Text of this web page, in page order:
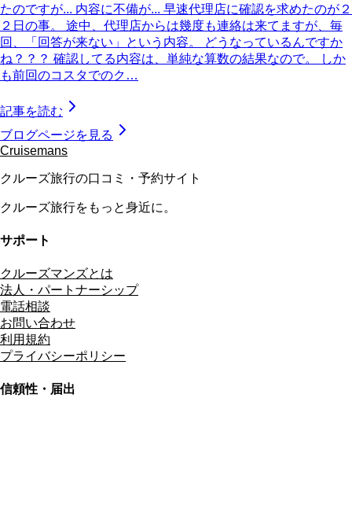
たのですが... 内容に不備が... 早速代理店に確認を求めたのが２
２日の事。 途中、代理店からは幾度も連絡は来てますが、毎
回、「回答が来ない」という内容。 どうなっているんですか
ね？？？ 確認してる内容は、単純な算数の結果なので。 しか
も前回のコスタでのク…
記事を読む
ブログページを見る
Cruisemans
クルーズ旅行の口コミ・予約サイト
クルーズ旅行をもっと身近に。
サポート
クルーズマンズとは
法人・パートナーシップ
電話相談
お問い合わせ
利用規約
プライバシーポリシー
信頼性・届出